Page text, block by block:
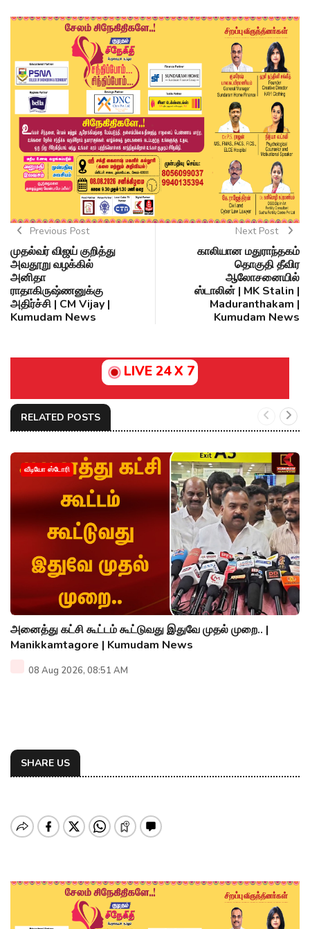
Previous Post
முதல்வர் விஜய் குறித்து
அவதூறு வழக்கில்
அனிதா
ராதாகிருஷ்ணனுக்கு
அதிர்ச்சி | CM Vijay |
Kumudam News
Next Post
காலியான மதுராந்தகம்
தொகுதி தீவிர
ஆலோசனையில்
ஸ்டாலின் | MK Stalin |
Maduranthakam |
Kumudam News
LIVE 24 X 7
RELATED POSTS
வீடியோ ஸ்டோரி
அனைத்து கட்சி கூட்டம் கூட்டுவது இதுவே முதல் முறை.. |
Manikkamtagore | Kumudam News
08 Aug 2026, 08:51 AM
SHARE US